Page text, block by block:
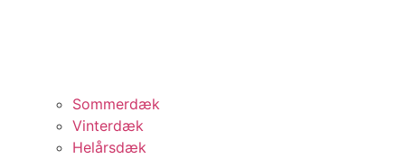
Sommerdæk
Vinterdæk
Helårsdæk